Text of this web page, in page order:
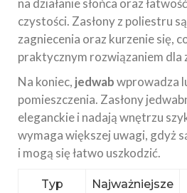
czystości. Zasłony z poliestru
zagniecenia oraz kurzenie się,
praktycznym rozwiązaniem dla
Na koniec, jedwabwprowadza
pomieszczenia. Zasłony
eleganckie i nadają wnętrzu
wymaga większej uwagi, gdyż
i mogą się łatwo uszkodzić.
Typ
Najważniejsze